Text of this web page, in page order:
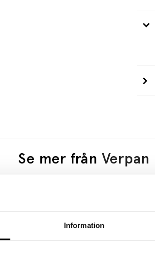
Information
Se mer från Verpan